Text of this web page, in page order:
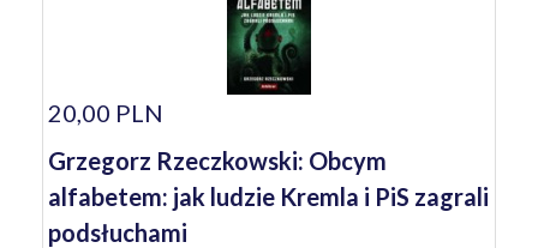
20,00 PLN
Grzegorz Rzeczkowski: Obcym
alfabetem: jak ludzie Kremla i PiS zagrali
podsłuchami